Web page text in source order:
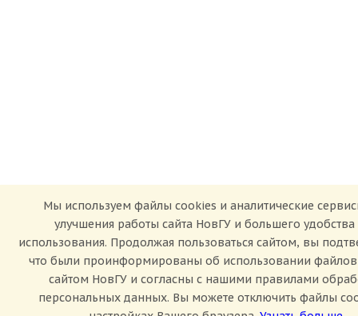
Мы используем файлы cookies и аналитические
улучшения работы сайта НовГУ и большего удобства
использования. Продолжая пользоваться сайтом, вы
что были проинформированы об использовании
сайтом НовГУ и согласны с нашими правилами
персональных данных. Вы можете отключить файлы